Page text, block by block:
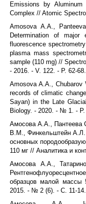
Emissions by
Complex // Atomic
Amosova A.A.,
Determination of major
fluorescence
plasma mass
sample (110 mg) //
- 2016. - V. 122. - P. 62-68.
Amosova A.A.,
records of climatic
Sayan) in the Late
Biology. - 2020. - № 1. - P.
Амосова А.А., Пантеева
В.М., Финкельштейн А.Л.
основных
110 мг // Аналитика и
Амосова А.А.,
образцов малой массы
2015. - № 2 (6). - С. 11-14.